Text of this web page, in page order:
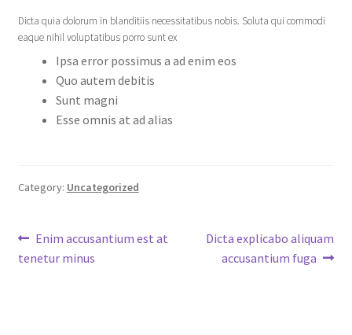
Dicta quia dolorum in blanditiis necessitatibus nobis. Soluta qui commodi
eaque nihil voluptatibus porro sunt ex
Ipsa error possimus a ad enim eos
Quo autem debitis
Sunt magni
Esse omnis at ad alias
Category: Uncategorized
Post
navigation
Previous
post:
Enim accusantium est at
tenetur minus
Next
post:
Dicta explicabo aliquam
accusantium fuga